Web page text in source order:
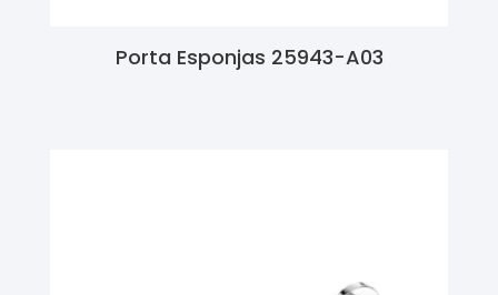
Porta Esponjas 25943-A03